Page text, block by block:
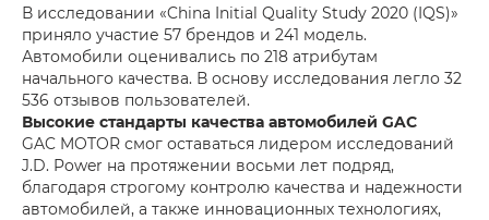
В исследовании «China Initial Quality Study 2020 (IQS)»
приняло участие 57 брендов и 241 модель.
Автомобили оценивались по 218 атрибутам
начального качества. В основу исследования легло 32
536 отзывов пользователей.
Высокие стандарты качества автомобилей GAC
GAC MOTOR смог оставаться лидером исследований
J.D. Power на протяжении восьми лет подряд,
благодаря строгому контролю качества и надежности
автомобилей, а также инновационных технологиях,